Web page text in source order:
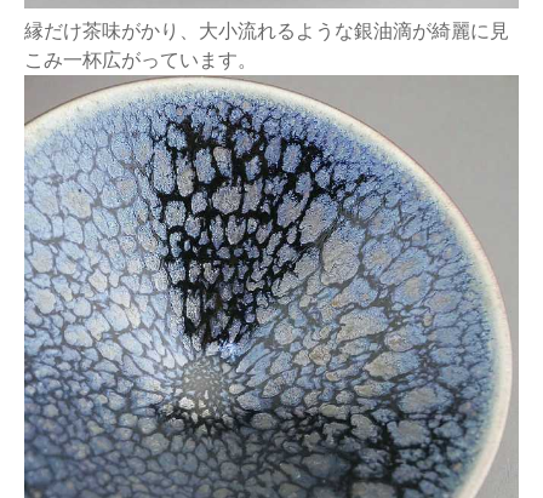
縁だけ茶味がかり、大小流れるような銀油滴が綺麗に見
こみ一杯広がっています。